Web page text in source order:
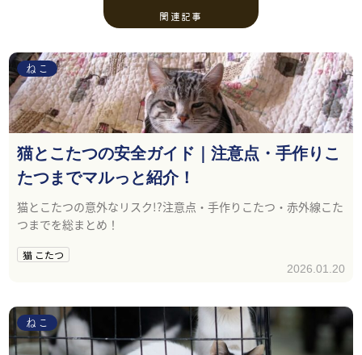
関連記事
ねこ
猫とこたつの安全ガイド｜注意点・手作りこ
たつまでマルっと紹介！
猫とこたつの意外なリスク!?注意点・手作りこたつ・赤外線こた
つまでを総まとめ！
猫 こたつ
2026.01.20
ねこ